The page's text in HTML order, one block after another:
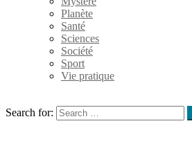
Planète
Santé
Sciences
Société
Sport
Vie pratique
Search for: